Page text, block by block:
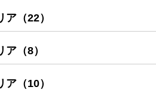
ア（22）
ア（8）
ア（10）